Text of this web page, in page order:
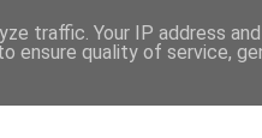
traffic. Your IP address
ensure quality of service,